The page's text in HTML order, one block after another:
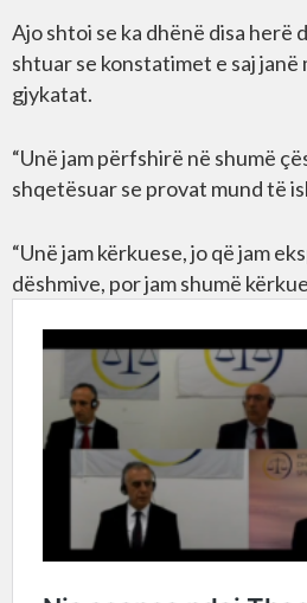
Ajo shtoi se ka dhënë disa herë
shtuar se konstatimet e saj janë
gjykatat.
“Unë jam përfshirë në shumë
shqetësuar se provat mund të
“Unë jam kërkuese, jo që jam
dëshmive, por jam shumë